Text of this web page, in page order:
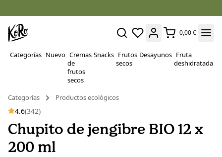
0,00 €
Categorías Nuevo Cremas
de
frutos
secos
Snacks Frutos
secos
Desayunos Fruta
deshidratada
Categorías Productos ecológicos
4.6(342)
Chupito de jengibre BIO 12 x
200 ml